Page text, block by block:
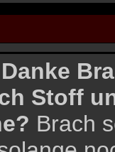
Stoff
Brach